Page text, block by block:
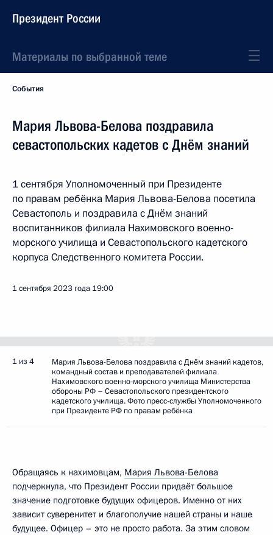
Президент России
Материалы по выбранной теме
События
Мария Львова-Белова поздравила
севастопольских кадетов с Днём знаний
1 сентября Уполномоченный при Президенте
по правам ребёнка Мария Львова-Белова посетила
Севастополь и поздравила с Днём знаний
воспитанников филиала Нахимовского военно-
морского училища и Севастопольского кадетского
корпуса Следственного комитета России.
1 сентября 2023 года 19:00
1 из 4
Мария Львова-Белова поздравила с Днём знаний кадетов,
командный состав и преподавателей филиала
Нахимовского военно-морского училища Министерства
обороны РФ – Севастопольского президентского
кадетского училища. Фото пресс-службы Уполномоченного
при Президенте РФ по правам ребёнка
Обращаясь к нахимовцам, Мария Львова-Белова
подчеркнула, что Президент России придаёт большое
значение подготовке будущих офицеров. Именно от них
зависит суверенитет и благополучие нашей страны и наше
будущее. Офицер – это не просто работа. За этим словом